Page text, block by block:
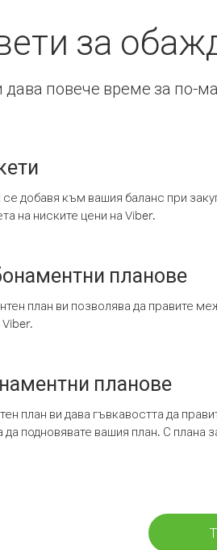
за
дава повече време за по-
се добавя към вашия баланс при
на ниските цени на Viber.
планове
план ви позволява да правите
планове
план ви дава гъвкавостта да
да подновявате вашия план. С